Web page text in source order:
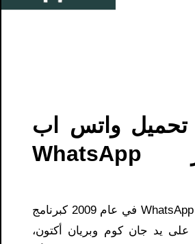
تحميل واتس اب
للكمبيوتر WhatsApp
تم إطلاق تطبيق WhatsApp في عام 2009 كبرنامج
على يد جان كوم وبريان أكتون،